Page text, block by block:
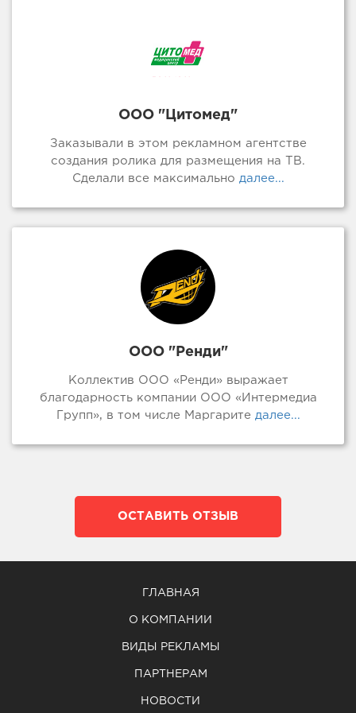
ООО "Цитомед"
Заказывали в этом рекламном агентстве
создания ролика для размещения на ТВ.
Сделали все максимально далее...
ООО "Ренди"
Коллектив ООО «Ренди» выражает
благодарность компании ООО «Интермедиа
Групп», в том числе Маргарите далее...
ОСТАВИТЬ ОТЗЫВ
ГЛАВНАЯ
О КОМПАНИИ
ВИДЫ РЕКЛАМЫ
ПАРТНЕРАМ
НОВОСТИ